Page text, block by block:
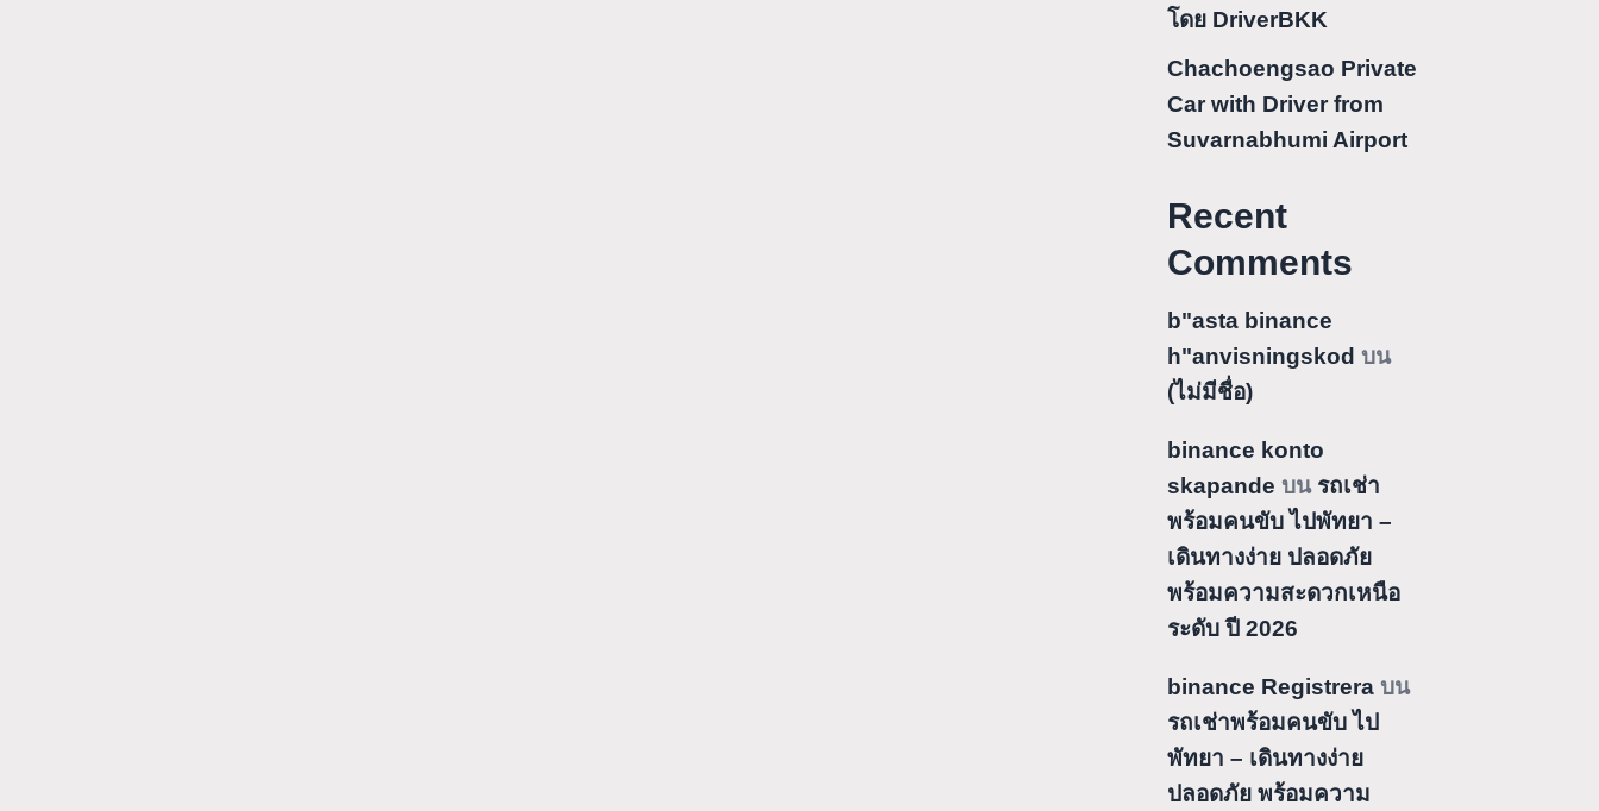
โดย DriverBKK
Chachoengsao Private
Car with Driver from
Suvarnabhumi Airport
Recent
Comments
b"asta binance
h"anvisningskod บน
(ไม่มีชื่อ)
binance konto
skapande บน รถเช่า
พร้อมคนขับ ไปพัทยา –
เดินทางง่าย ปลอดภัย
พร้อมความสะดวกเหนือ
ระดับ ปี 2026
binance Registreraบน
รถเช่าพร้อมคนขับ ไป
พัทยา – เดินทางง่าย
ปลอดภัย พร้อมความ